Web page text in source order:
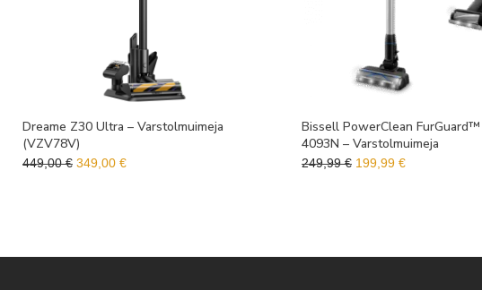
Dreame Z30 Ultra – Varstolmuimeja
(VZV78V)
449,00€ Algne hind oli: 449,00 €.
349,00 €Praegune hind on: 349,00 €.
Bissell PowerClean
4093N – Varstolmuimeja
249,99€ Algne hind oli: 249,99
199,99 €Praegune